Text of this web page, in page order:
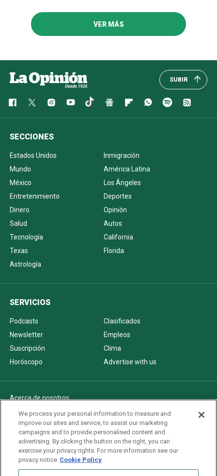
VER MÁS
SUBIR
SECCIONES
Estados Unidos
Inmigración
Mundo
América Latina
México
Los Ángeles
Entretenimiento
Deportes
Dinero
Opinión
Salud
Autos
Tecnología
California
Texas
Florida
Astrología
SERVICIOS
Podcasts
Clasificados
Newsletter
Empleos
Suscripción
Clima
Horóscopo
Advertise with us
Acerca de nosotros
Politica de privacidad
Pautas Editoriales
AdChoices
Advertise with us
Newsletters
We process your personal information to measure and
improve our sites and service, to assist our marketing
campaigns and to provide personalised content and
advertising. By clicking the button on the right, you can
exercise your privacy rights. For more information see our
privacy notice Cookie Policy